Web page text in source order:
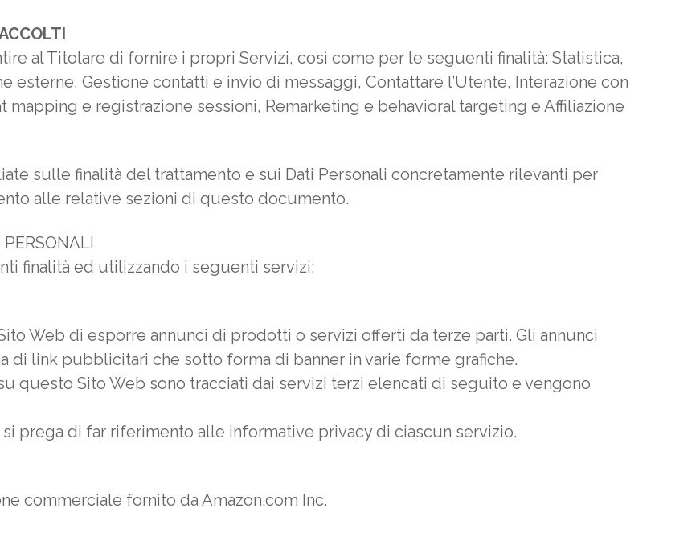
al Titolare di fornire i propri Servizi, così come per le seguenti finalità: Statistica,
esterne, Gestione contatti e invio di messaggi, Contattare l’Utente, Interazione con
e registrazione sessioni, Remarketing e behavioral targeting e Affiliazione
sulle finalità del trattamento e sui Dati Personali concretamente rilevanti per
alle relative sezioni di questo documento.
finalità ed utilizzando i seguenti servizi:
Web di esporre annunci di prodotti o servizi offerti da terze parti. Gli annunci
di link pubblicitari che sotto forma di banner in varie forme grafiche.
questo Sito Web sono tracciati dai servizi terzi elencati di seguito e vengono
prega di far riferimento alle informative privacy di ciascun servizio.
commerciale fornito da Amazon.com Inc.